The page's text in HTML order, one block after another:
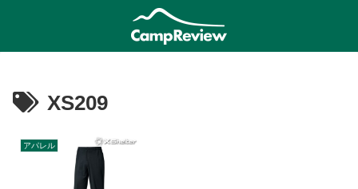
XS209
アパレル